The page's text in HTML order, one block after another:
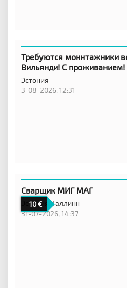
Требуются моннтажники
Вильянди! С проживанием!
Эстония
3-08-2026, 12:31
10
Сварщик МИГ МАГ
Эстония,Таллинн
31-07-2026, 14:37